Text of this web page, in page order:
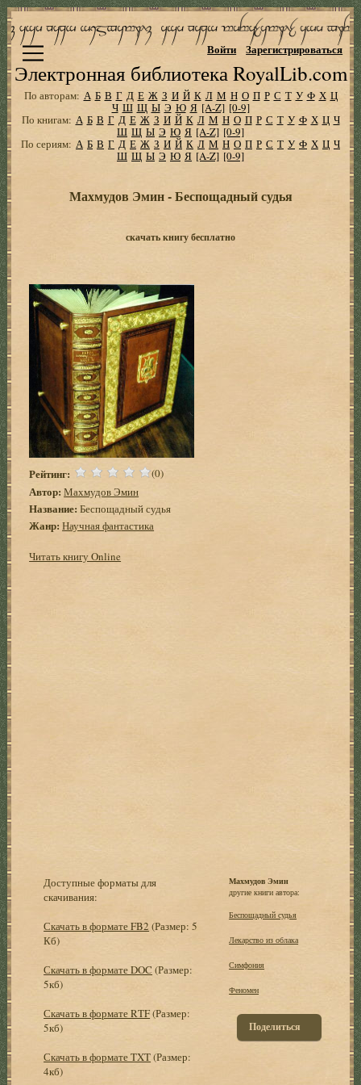
Электронная библиотека RoyalLib.com
Войти Зарегистрироваться
По авторам: А Б В Г Д Е Ж З И Й К Л М Н О П Р С Т У Ф Х Ц
Ч Ш Щ Ы Э Ю Я [A-Z] [0-9]
По книгам: А Б В Г Д Е Ж З И Й К Л М Н О П Р С Т У Ф Х Ц Ч
Ш Щ Ы Э Ю Я [A-Z] [0-9]
По сериям: А Б В Г Д Е Ж З И Й К Л М Н О П Р С Т У Ф Х Ц Ч
Ш Щ Ы Э Ю Я [A-Z] [0-9]
Махмудов Эмин - Беспощадный судья
скачать книгу бесплатно
Рейтинг: (0)
Автор: Махмудов Эмин
Название: Беспощадный судья
Жанр: Научная фантастика
Читать книгу Online
Доступные форматы для
скачивания:
Скачать в формате FB2 (Размер: 5
Кб)
Скачать в формате DOC (Размер:
5кб)
Скачать в формате RTF(Размер:
5кб)
Скачать в формате TXT(Размер:
4кб)
Махмудов Эмин
другие книги автора:
Беспощадный судья
Лекарство из облака
Симфония
Феномен
Поделиться